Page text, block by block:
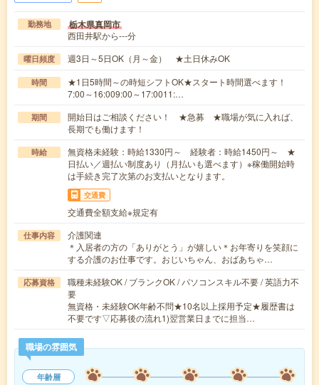
勤務地 栃木県真岡市
西田井駅から---分
曜日頻度 週3日～5日OK（月～金） ★土日休みOK
時間
★1日5時間～の時短シフトOK★スタート時間選べます！
7:00～16:009:00～17:0011:…
期間
開始日はご相談ください！ ★急募 ★職場が気に入れば、
長期でも働けます！
時給
無資格未経験：時給1330円～ 経験者：時給1450円～ ★
日払い／週払い制度あり（月払いも選べます）※稼働開始時
は手続き完了次第のお支払いとなります。
交通費
交通費全額支給※規定有
仕事内容
介護関連
＊入居者の方の「ありがとう」が嬉しい＊お年寄りを笑顔に
する介護のお仕事です。おじいちゃん、おばあちゃ…
応募資格
職種未経験OK / ブランクOK / パソコンスキル不要 / 英語力不
要
無資格・未経験OK年齢不問★10名以上採用予定★履歴書は
不要です▽応募後の流れ1)翌営業日までに担当…
職場の雰囲気
年齢層